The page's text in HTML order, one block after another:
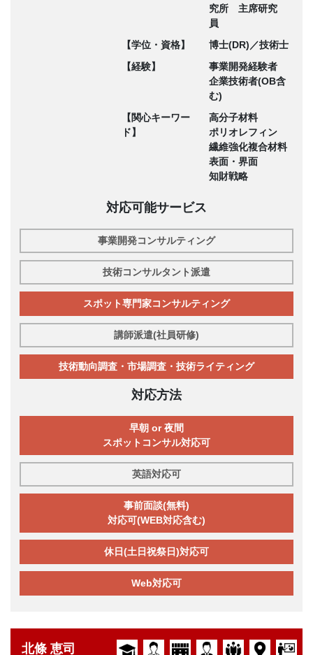
究所 主席研究
員
【学位・資格】
博士(DR)／技術士
【経験】
事業開発経験者
企業技術者(OB含
む)
【関心キーワー
ド】
高分子材料
ポリオレフィン
繊維強化複合材料
表面・界面
知財戦略
対応可能サービス
事業開発コンサルティング
技術コンサルタント派遣
スポット専門家コンサルティング
講師派遣(社員研修)
技術動向調査・市場調査・技術ライティング
対応方法
早朝 or 夜間
スポットコンサル対応可
英語対応可
事前面談(無料)
対応可(WEB対応含む)
休日(土日祝祭日)対応可
Web対応可
北條 恵司